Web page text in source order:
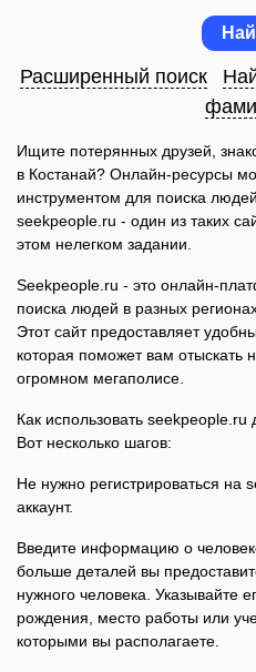
Расширенный поиск
Ищите потерянных друзей,
в Костанай? Онлайн-ресурсы
инструментом для поиска
seekpeople.ru - один из таких
этом нелегком задании.
Seekpeople.ru - это онлайн-
поиска людей в разных
Этот сайт предоставляет
которая поможет вам отыскать
огромном мегаполисе.
Как использовать
Вот несколько шагов:
Не нужно регистрироваться на
аккаунт.
Введите информацию о
больше деталей вы
нужного человека. Указывайте
рождения, место работы или
которыми вы располагаете.